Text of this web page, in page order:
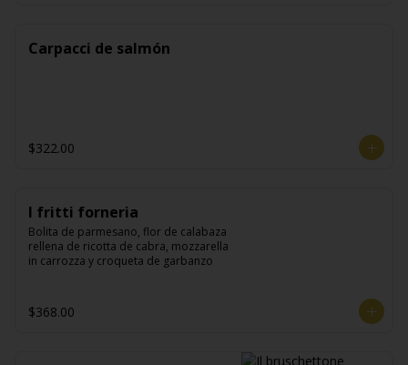
Carpacci de salmón
$322.00
I fritti forneria
Bolita de parmesano, flor de calabaza
rellena de ricotta de cabra, mozzarella
in carrozza y croqueta de garbanzo
$368.00